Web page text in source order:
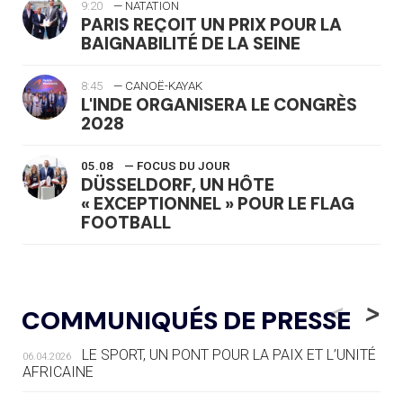
9:20 — NATATION
PARIS REÇOIT UN PRIX POUR LA
BAIGNABILITÉ DE LA SEINE
8:45 — CANOË-KAYAK
L'INDE ORGANISERA LE CONGRÈS
2028
05.08 — FOCUS DU JOUR
DÜSSELDORF, UN HÔTE
« EXCEPTIONNEL » POUR LE FLAG
FOOTBALL
LE RÊVE DE VOIR LA LUGE ALPINE
AUX JO « N'EST PAS FINI »
05.08 — TIR À L'ARC
DES MONDIAUX À BRISBANE SUR LA
COMMUNIQUÉS DE PRESSE
<
06.04.2026
LE SPORT, UN PONT POUR LA PAIX ET L’UNITÉ
AFRICAINE
>